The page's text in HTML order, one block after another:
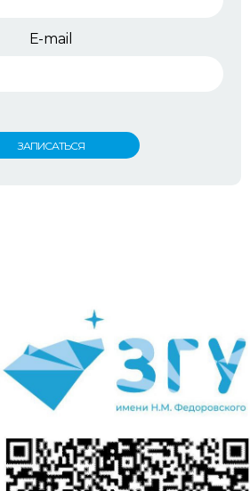
E-mail